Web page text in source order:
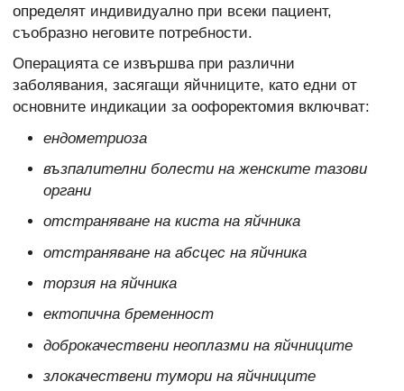
определят индивидуално при всеки пациент,
съобразно неговите потребности.
Операцията се извършва при различни
заболявания, засягащи яйчниците, като едни от
основните индикации за оофоректомия включват:
ендометриоза
възпалителни болести на женските тазови
органи
отстраняване на киста на яйчника
отстраняване на абсцес на яйчника
торзия на яйчника
ектопична бременност
доброкачествени неоплазми на яйчниците
злокачествени тумори на яйчниците